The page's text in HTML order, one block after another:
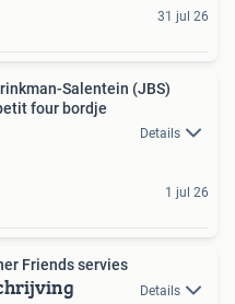
31 jul 26
Salentein (JBS)
four bordje
Details
1 jul 26
Friends servies
Details